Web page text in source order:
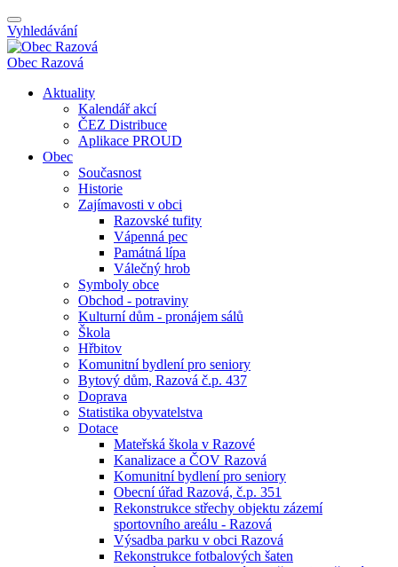
Vyhledávání
Obec Razová
Aktuality
Kalendář akcí
ČEZ Distribuce
Aplikace PROUD
Obec
Současnost
Historie
Zajímavosti v obci
Razovské tufity
Vápenná pec
Památná lípa
Válečný hrob
Symboly obce
Obchod - potraviny
Kulturní dům - pronájem sálů
Škola
Hřbitov
Komunitní bydlení pro seniory
Bytový dům, Razová č.p. 437
Doprava
Statistika obyvatelstva
Dotace
Mateřská škola v Razové
Kanalizace a ČOV Razová
Komunitní bydlení pro seniory
Obecní úřad Razová, č.p. 351
Rekonstrukce střechy objektu zázemí
sportovního areálu - Razová
Výsadba parku v obci Razová
Rekonstrukce fotbalových šaten